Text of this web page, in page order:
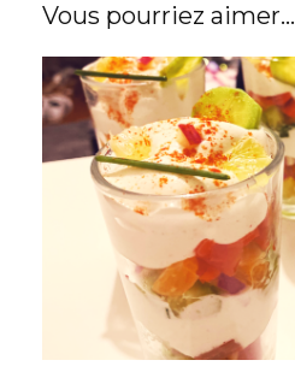
Vous pourriez aimer...